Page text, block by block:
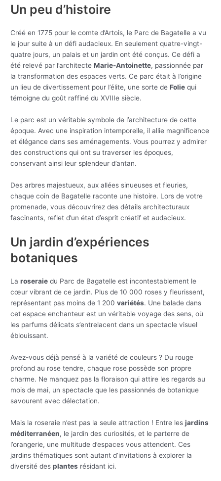
Un peu d’histoire
Créé en 1775 pour le comte d’Artois, le Parc de Bagatelle a vu
le jour suite à un défi audacieux. En seulement quatre-vingt-
quatre jours, un palais et un jardin ont été conçus. Ce défi a
été relevé par l’architecteMarie-Antoinette, passionnée par
la transformation des espaces verts. Ce parc était à l’origine
un lieu de divertissement pour l’élite, une sorte deFolie qui
témoigne du goût raffiné du XVIIIe siècle.
Le parc est un véritable symbole de l’architecture de cette
époque. Avec une inspiration intemporelle, il allie magnificence
et élégance dans ses aménagements. Vous pourrez y admirer
des constructions qui ont su traverser les époques,
conservant ainsi leur splendeur d’antan.
Des arbres majestueux, aux allées sinueuses et fleuries,
chaque coin de Bagatelle raconte une histoire. Lors de votre
promenade, vous découvrirez des détails architecturaux
fascinants, reflet d’un état d’esprit créatif et audacieux.
Un jardin d’expériences
botaniques
Laroseraie du Parc de Bagatelle est incontestablement le
cœur vibrant de ce jardin. Plus de 10 000 roses y fleurissent,
représentant pas moins de 1 200variétés. Une balade dans
cet espace enchanteur est un véritable voyage des sens, où
les parfums délicats s’entrelacent dans un spectacle visuel
éblouissant.
Avez-vous déjà pensé à la variété de couleurs ? Du rouge
profond au rose tendre, chaque rose possède son propre
charme. Ne manquez pas la floraison qui attire les regards au
mois de mai, un spectacle que les passionnés de botanique
savourent avec délectation.
Mais la roseraie n’est pas la seule attraction ! Entre lesjardins
méditerranéen, le jardin des curiosités, et le parterre de
l’orangerie, une multitude d’espaces vous attendent. Ces
jardins thématiques sont autant d’invitations à explorer la
diversité desplantes résidant ici.